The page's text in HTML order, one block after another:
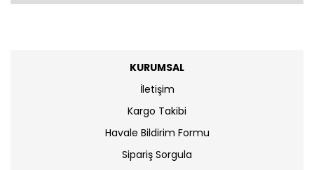
KURUMSAL
İletişim
Kargo Takibi
Havale Bildirim Formu
Sipariş Sorgula